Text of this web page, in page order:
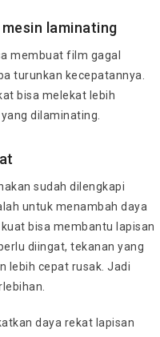
laminating
membuat film gagal
turunkan kecepatannya.
bisa melekat lebih
dilaminating.
sudah dilengkapi
untuk menambah daya
bisa membantu lapisan
diingat, tekanan yang
lebih cepat rusak. Jadi
daya rekat lapisan